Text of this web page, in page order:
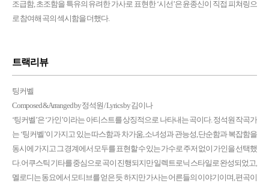
조급함, 초조함을 특유의 유려한 가사로 표현한 ‘시선’은 윤종신이 직접 피쳐링으
로 참여해 곡의 섹시함을 더했다.
트랙리뷰
팅커벨
Composed & Arranged by 정석원 / Lyrics by 김이나
‘팅커벨’은 ‘가인’이라는 아티스트를 상징적으로 나타내는 곡이다. 정석원 작곡가
는 ‘팅커벨’이 가지고 있는 따스함과 차가움, 소녀성과 관능성, 단순함과 복잡함을
동시에 가지고 그 경계에서 모두를 표현할 수 있는 가수로 주저 없이 가인을 선택했
다. 어쿠스틱 기타를 중심으로 곡이 진행되지만 일렉트로닉 스타일로 완성되었고,
멜로디는 동요에서 모티브를 얻은 듯 하지만 가사는 어른들의 이야기이며, 편곡이